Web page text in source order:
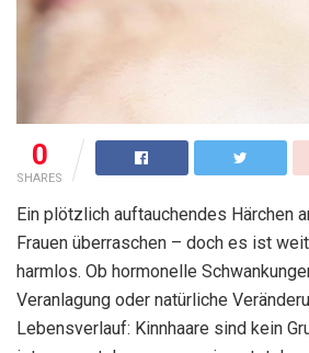
0
SHARES
Ein plötzlich auftauchendes Härchen
Frauen überraschen – doch es ist
harmlos. Ob hormonelle
Veranlagung oder natürliche
Lebensverlauf: Kinnhaare sind kein